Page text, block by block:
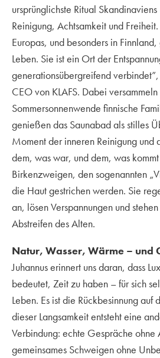
ursprünglichste Ritual
Reinigung, Achtsamkeit und
Europas, und besonders in
Leben. Sie ist ein Ort der
generationsübergreifend
CEO von KLAFS. Dabei
Sommersonnenwende finnische
genießen das Saunabad als stilles
Moment der inneren Reinigung und
dem, was war, und dem, was
Birkenzweigen, den sogenannten
die Haut gestrichen werden. Sie
an, lösen Verspannungen und
Abstreifen des Alten.
Natur, Wasser, Wärme – und
Juhannus erinnert uns daran, dass
bedeutet, Zeit zu haben – für sich
Leben. Es ist die Rückbesinnung auf
dieser Langsamkeit entsteht eine
Verbindung: echte Gespräche ohne
gemeinsames Schweigen ohne